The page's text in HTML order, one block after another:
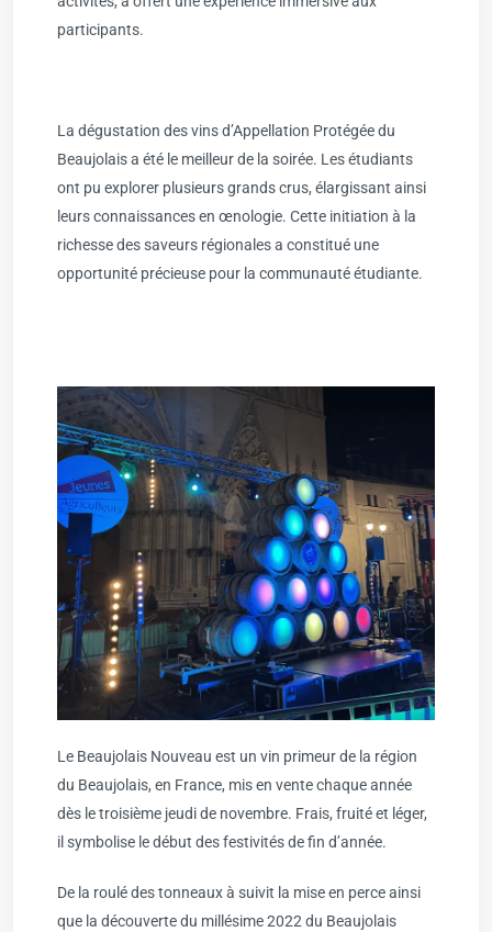
participants.
La dégustation des vins d’Appellation Protégée du
Beaujolais a été le meilleur de la soirée. Les étudiants
ont pu explorer plusieurs grands crus, élargissant ainsi
leurs connaissances en œnologie. Cette initiation à la
richesse des saveurs régionales a constitué une
opportunité précieuse pour la communauté étudiante.
Le Beaujolais Nouveau est un vin primeur de la région
du Beaujolais, en France, mis en vente chaque année
dès le troisième jeudi de novembre. Frais, fruité et léger,
il symbolise le début des festivités de fin d’année.
De la roulé des tonneaux à suivit la mise en perce ainsi
que la découverte du millésime 2022 du Beaujolais